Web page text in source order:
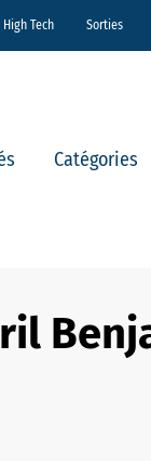
High Tech Sorties
Catégories